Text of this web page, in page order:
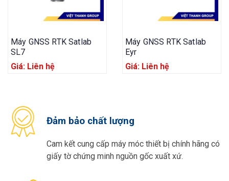
Máy GNSS RTK Satlab
SL7
Giá: Liên hệ
Máy GNSS RTK Satlab
Eyr
Giá: Liên hệ
Đảm bảo chất lượng
Cam kết cung cấp máy móc thiết bị chính hãng có
giấy tờ chứng minh nguồn gốc xuất xứ.